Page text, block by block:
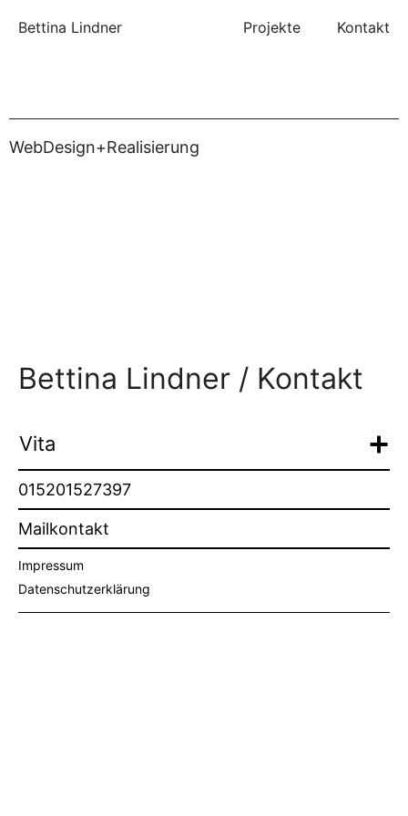
InhaltBettina Lindner Projekte Kontakt
WebDesign+Realisierung
Bettina Lindner / Kontakt
Vita
015201527397
Mailkontakt
Impressum
Datenschutzerklärung